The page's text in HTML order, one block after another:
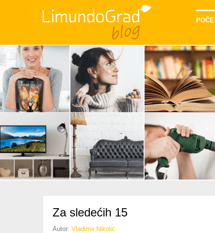
Za sledećih 15
Autor: Vladimir Nikolić